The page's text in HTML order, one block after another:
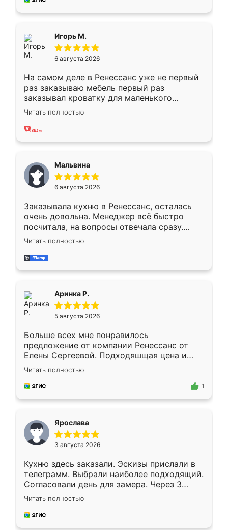
Игорь М.
6 августа 2026
На самом деле в Ренессанс уже не первый
раз заказываю мебель первый раз
заказывал кроватку для маленького
ребёнка при его рождении ,во второй раз
заказал шкаф-купе. По качеству очень
хорошее сборка достаточно быстрая,
меньше, здесь же он более разнообразный.
Мне нравится ,если что-то потребуется из
мебели буду заказывать только здесь.
Читать полностью
Мальвина
6 августа 2026
Заказывала кухню в Ренессанс, осталась
очень довольна. Менеджер всё быстро
посчитала, на вопросы отвечала сразу.
Замерщик приехал в субботу, подошёл к
делу со всей ответственностью. Собрали
за день, ребята работали аккуратно, даже
Читать полностью
Аринка Р.
5 августа 2026
Больше всех мне понравилось
предложение от компании Ренессанс от
Елены Сергеевой. Подходяшщая цена и
короткие сроки изготовления. Приехавший
для замера сотрудник Владислав
предложил по моему эскизу самый
Читать полностью
1
Ярослава
3 августа 2026
Кухню здесь заказали. Эскизы прислали в
телеграмм. Выбрали наиболее подходящий.
Согласовали день для замера. Через 3
недели кухня была уже готова. Остались
довольны работой. Спасибо Ренессанс
мебель за качественную работу!
Читать полностью